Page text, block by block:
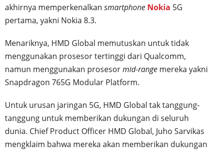
akhirnya memperkenalkan smartphone Nokia 5G
pertama, yakni Nokia 8.3.
Menariknya, HMD Global memutuskan untuk tidak
menggunakan prosesor tertinggi dari Qualcomm,
namun menggunakan prosesormid-range mereka yakni
Snapdragon 765G Modular Platform.
Untuk urusan jaringan 5G, HMD Global tak tanggung-
tanggung untuk memberikan dukungan di seluruh
dunia. Chief Product Officer HMD Global, Juho Sarvikas
mengklaim bahwa mereka akan memberikan dukungan